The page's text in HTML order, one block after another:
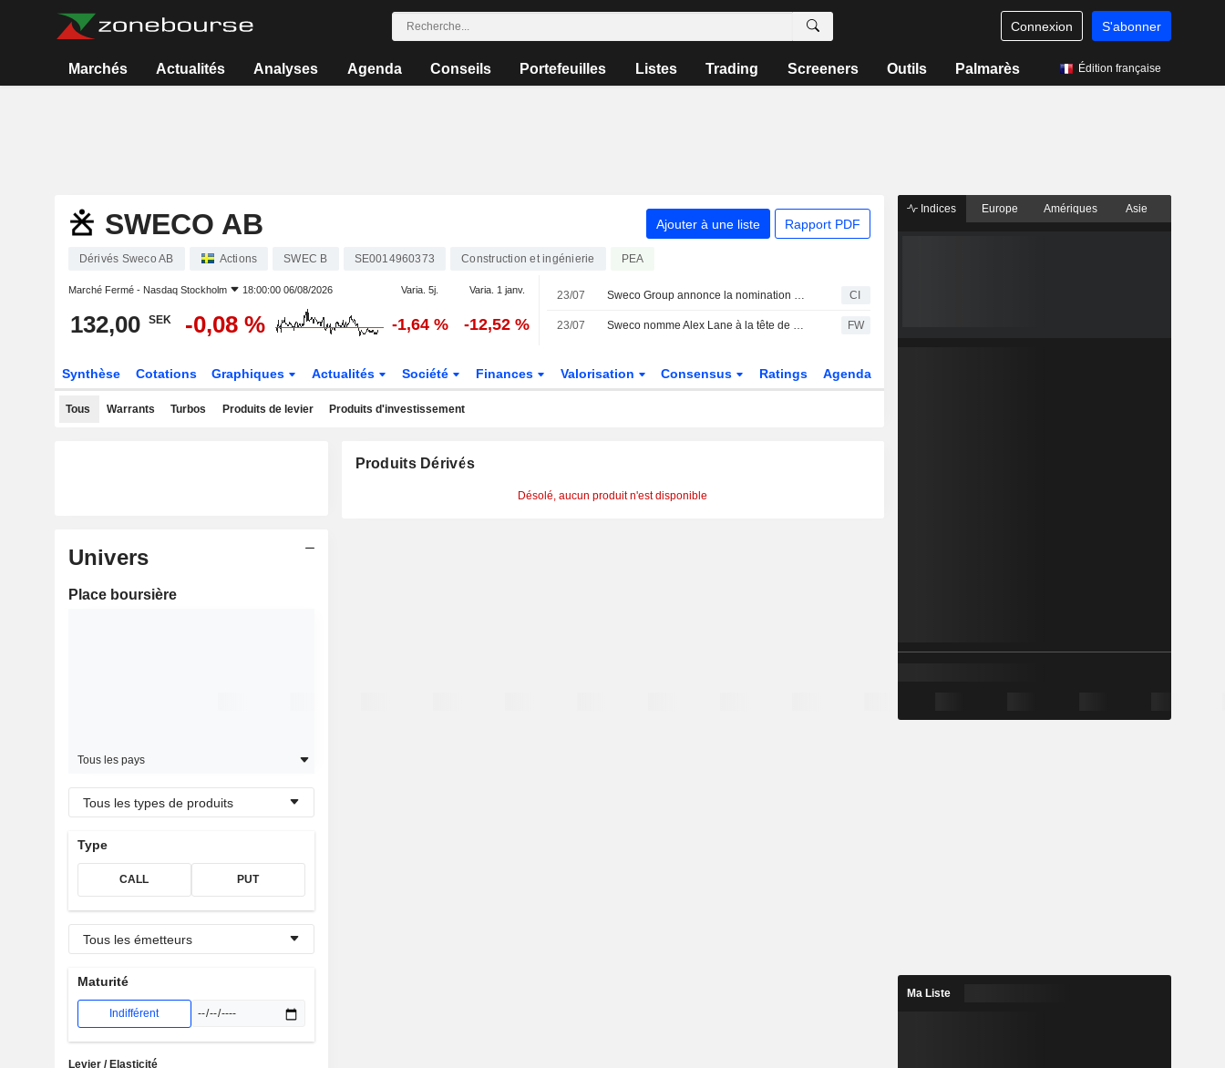
Connexion S'abonner
Marchés Actualités Analyses Agenda Conseils Portefeuilles Listes Trading Screeners Outils Palmarès Édition française
SWECO AB Ajouter à une liste Rapport PDF
Dérivés Sweco AB Actions SWEC B SE0014960373 Construction et ingénierie PEA
Marché Fermé - Nasdaq Stockholm 18:00:00 06/08/2026 Varia. 5j. Varia. 1 janv.
132,00 SEK -0,08 % -1,64 % -12,52 %
23/07 Sweco Group annonce la nomination d'Alex Lane au poste de président de Sweco UK et membre du comité de direction du groupe, à compter du 1er octobre 2026 CI
23/07 Sweco nomme Alex Lane à la tête de ses activités au Royaume-Uni FW
Synthèse Cotations Graphiques Actualités Société Finances Valorisation Consensus Ratings Agenda
Tous Warrants Turbos Produits de levier Produits d'investissement
Univers
Place boursière
Tous les pays
Tous les types de produits
Type
CALL PUT
Tous les émetteurs
Maturité
Indifférent
Levier / Elasticité
Produits Dérivés
Désolé, aucun produit n'est disponible
Indices Europe Amériques Asie
Ma Liste